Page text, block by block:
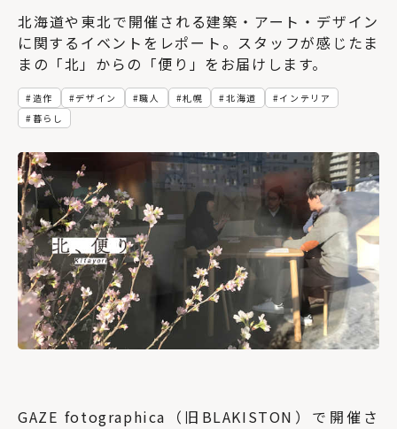
造作 デザイン 職人 札幌 北海道
インテリア
暮らし
北海道や東北で開催される建築・アート・デザイン
に関するイベントをレポート。スタッフが感じたま
まの「北」からの「便り」をお届けします。
GAZE fotographica（旧BLAKISTON）で開催さ